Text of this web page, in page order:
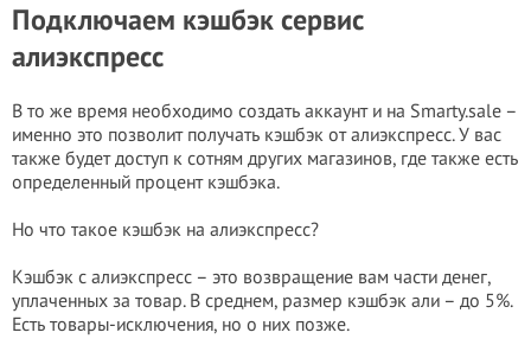
Подключаем кэшбэк сервис
алиэкспресс
В то же время необходимо создать аккаунт и на Smarty.sale –
именно это позволит получать кэшбэк от алиэкспресс. У вас
также будет доступ к сотням других магазинов, где также есть
определенный процент кэшбэка.
Но что такое кэшбэк на алиэкспресс?
Кэшбэк с алиэкспресс – это возвращение вам части денег,
уплаченных за товар. В среднем, размер кэшбэк али – до 5%.
Есть товары-исключения, но о них позже.